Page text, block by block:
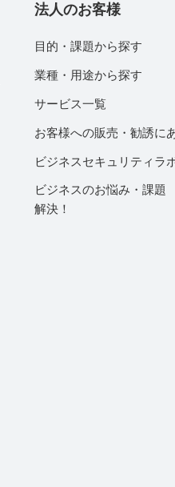
法人のお客様
目的・課題から探す
業種・用途から探す
サービス一覧
お客様への販売・勧誘に
ビジネスセキュリティラ
ビジネスのお悩み・課
解決！